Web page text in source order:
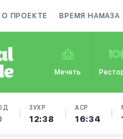
О ПРОЕКТЕ ВРЕМЯ НАМАЗА
Мечеть
ЗУХР
12:38
АСР
16:34